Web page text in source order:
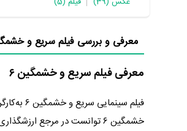
معرفی و بررسی فیلم سریع و
معرفی فیلم سریع و خشمگین ۶
فیلم سینمایی سریع و خشمگین ۶ به‌کارگردانی
خشمگین ۶ توانست در مرجع ارزشگذاری سینما و تلویزیون یعنی